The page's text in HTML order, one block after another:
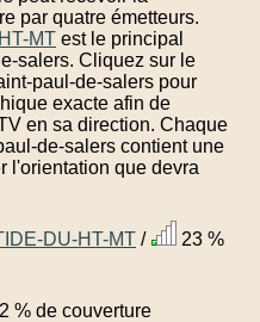
par quatre émetteurs.
MT est le principal
salers. Cliquez sur le
paul-de-salers pour
exacte afin de
en sa direction. Chaque
de-salers contient une
l'orientation que devra
DU-HT-MT /
23 %
% de couverture